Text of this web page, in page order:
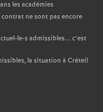
les académies
ne sont pas encore
le-s admissibles... c’est
la situation à Créteil